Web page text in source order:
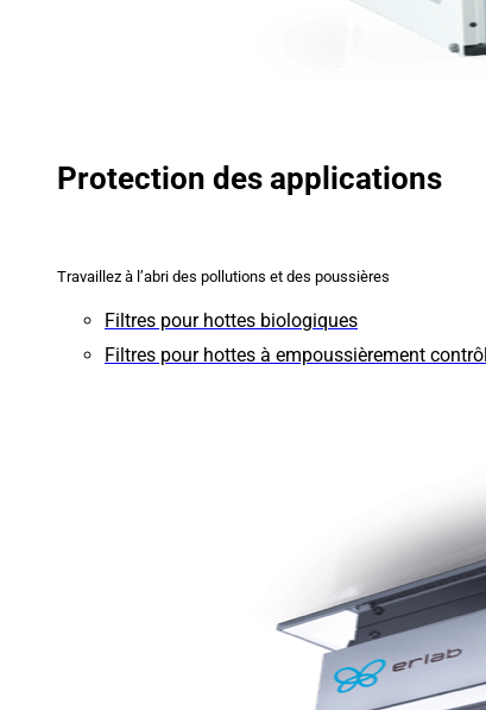
Protection des applications
Travaillez à l’abri des pollutions et des poussières
Filtres pour hottes biologiques
Filtres pour hottes à empoussièrement